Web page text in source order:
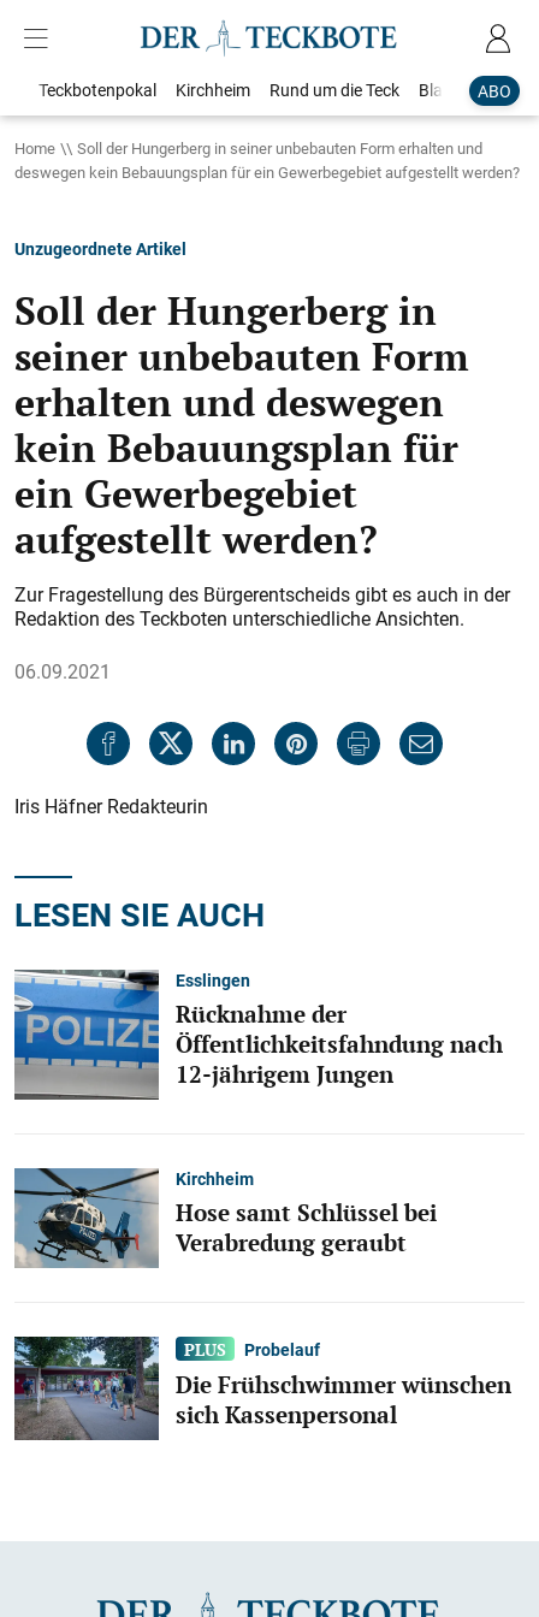
ABO
Teckbotenpokal Kirchheim Rund um die Teck Blaulicht
Home
Soll der Hungerberg in seiner unbebauten Form erhalten und
deswegen kein Bebauungsplan für ein Gewerbegebiet aufgestellt werden?
Unzugeordnete Artikel
Soll der Hungerberg in
seiner unbebauten Form
erhalten und deswegen
kein Bebauungsplan für
ein Gewerbegebiet
aufgestellt werden?
Zur Fragestellung des Bürgerentscheids gibt es auch in der
Redaktion des Teckboten unterschiedliche Ansichten.
06.09.2021
Iris Häfner Redakteurin
LESEN SIE AUCH
Esslingen
Rücknahme der
Öffentlichkeitsfahndung nach
12-jährigem Jungen
Kirchheim
Hose samt Schlüssel bei
Verabredung geraubt
Probelauf
Die Frühschwimmer wünschen
sich Kassenpersonal